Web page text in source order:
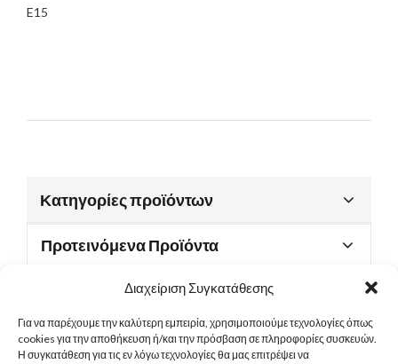
Διαχείριση Συγκατάθεσης
Για να παρέχουμε την καλύτερη εμπειρία, χρησιμοποιούμε τεχνολογίες όπως
cookies για την αποθήκευση ή/και την πρόσβαση σε πληροφορίες συσκευών.
Η συγκατάθεση για τις εν λόγω τεχνολογίες θα μας επιτρέψει να
E15
Κατηγορίες προϊόντων
Προτεινόμενα Προϊόντα
Χρήσιμα Έγγραφα